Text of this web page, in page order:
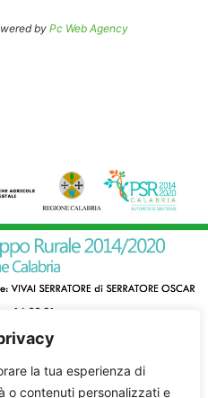
la tua esperienza di
o contenuti personalizzati e
by Pc Web Agency